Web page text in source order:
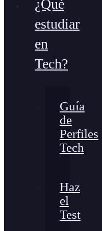
¿Qué
estudiar
en
Tech?
Guía
de
Perfiles
Tech
Haz
el
Test